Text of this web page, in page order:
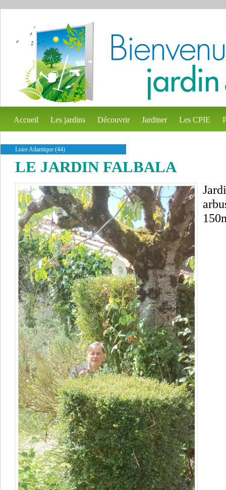
Accueil Les jardins Découvrir Jardiner Les CPIE
Loire Atlantique (44)
LE JARDIN FALBALA